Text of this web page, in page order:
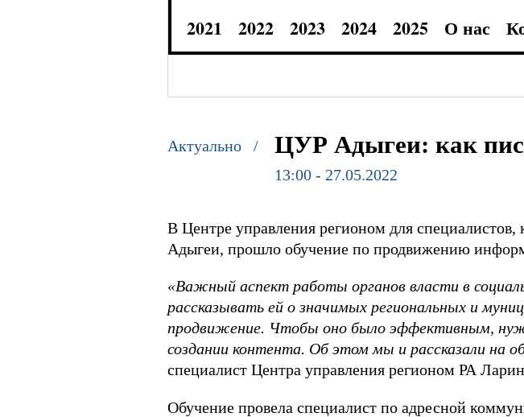
2021
2022 2023 2024 2025 О нас
Актуально / ЦУР Адыгеи: как
13:00 - 27.05.2022
В Центре управления регионом для
Адыгеи, прошло обучение по продвижению
«Важный аспект работы органов власти в
рассказывать ей о значимых региональных и
продвижение. Чтобы оно было эффективным,
создании контента. Об этом мы и рассказали на
специалист Центра управления регионом РА
Обучение провела специалист по адресной